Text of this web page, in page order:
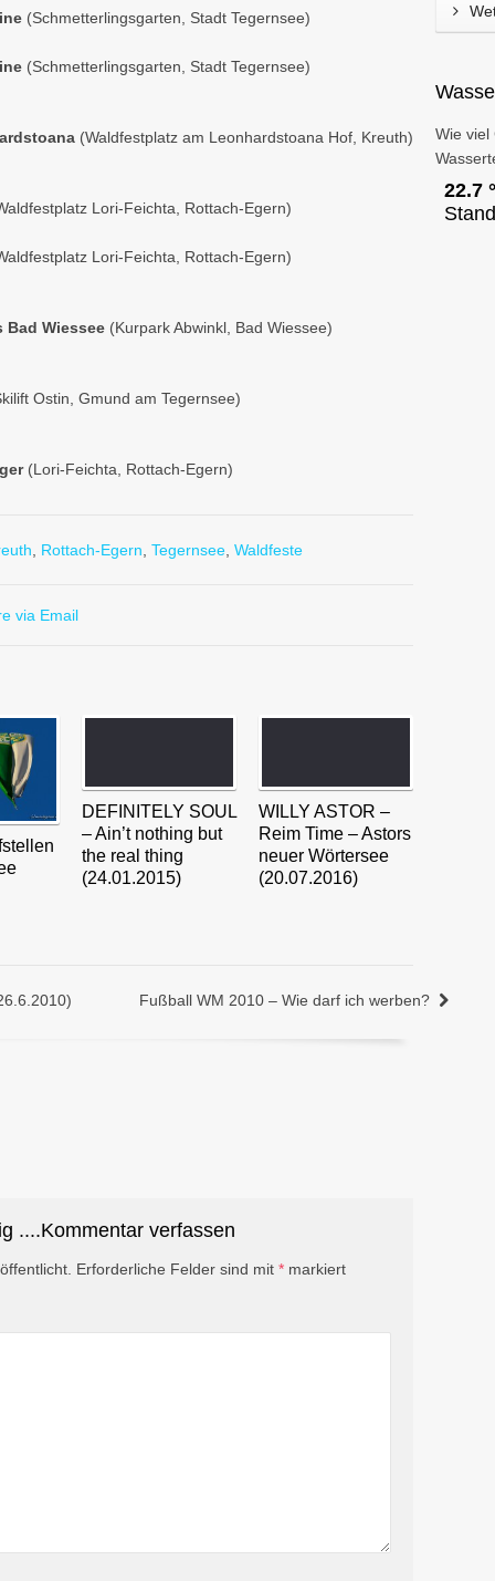
(Schmetterlingsgarten, Stadt Tegernsee)
(Schmetterlingsgarten, Stadt Tegernsee)
(Waldfestplatz am Leonhardstoana Hof, Kreuth)
Lori-Feichta, Rottach-Egern)
Lori-Feichta, Rottach-Egern)
Bad Wiessee (Kurpark Abwinkl, Bad Wiessee)
Ostin, Gmund am Tegernsee)
(Lori-Feichta, Rottach-Egern)
Rottach-Egern Tegernsee Waldfeste
via Email
DEFINITELY SOUL
– Ain’t nothing but
the real thing
(24.01.2015)
WILLY ASTOR –
Reim Time – Astors
neuer Wörtersee
(20.07.2016)
Fußball WM 2010 – Wie darf ich werben?
....Kommentar verfassen
Erforderliche Felder sind mit * markiert
Wie viel